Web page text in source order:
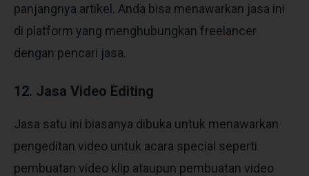
panjangnya artikel. Anda bisa menawarkan jasa ini
di platform yang menghubungkan freelancer
dengan pencari jasa.
12. Jasa Video Editing
Jasa satu ini biasanya dibuka untuk menawarkan
pengeditan video untuk acara special seperti
pembuatan video klip ataupun pembuatan video